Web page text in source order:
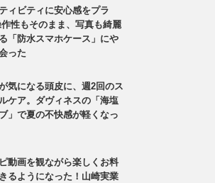
ィビティに安心感をプラ
性もそのまま、写真も綺麗
「防水スマホケース」にや
った
気になる頭皮に、週2回のス
ケア。ダヴィネスの「海塩
」で夏の不快感が軽くなっ
ピ動画を観ながら楽しくお料
るようになった！山崎実業